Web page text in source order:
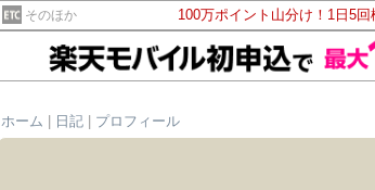
そのほか 100万ポイント山分け！1日5
ホーム
日記 プロフィール